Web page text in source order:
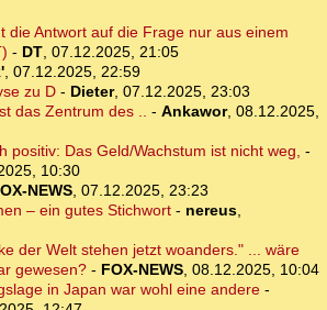
die Antwort auf die Frage nur aus einem
- DT, 07.12.2025, 21:05
, 07.12.2025, 22:59
zu D- Dieter, 07.12.2025, 23:03
das Zentrum des .. - Ankawor, 08.12.2025,
positiv: Das Geld/Wachstum ist nicht weg, -
10:30
NEWS, 07.12.2025, 23:23
– ein gutes Stichwort- nereus,
der Welt stehen jetzt woanders." ... wäre
gewesen? - FOX-NEWS, 08.12.2025, 10:04
in Japan war wohl eine andere-